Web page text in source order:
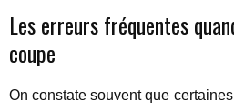
Les erreurs fréquentes
coupe
On constate souvent que